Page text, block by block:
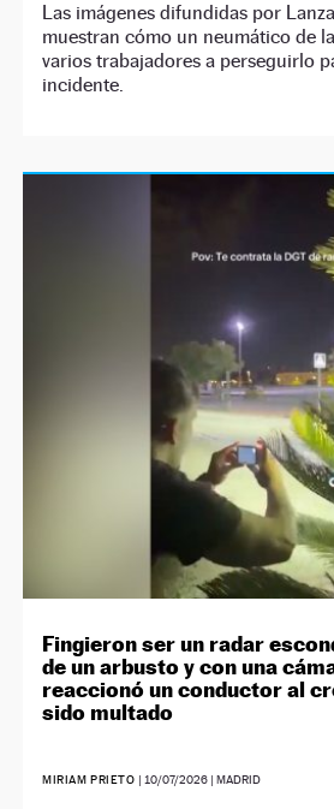
Las imágenes difundidas por
muestran cómo un neumático de
varios trabajadores a perseguirlo
incidente.
Fingieron ser un radar
de un arbusto y con una
reaccionó un conductor al
sido multado
MIRIAM PRIETO | 10/07/2026| MADRID